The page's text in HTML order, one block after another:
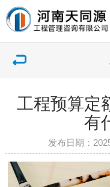
工程预算定
有
发布日期：